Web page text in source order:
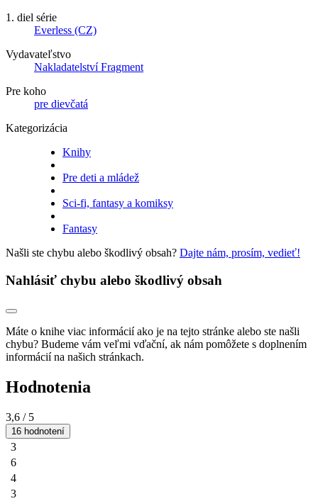
1. diel série
Everless (CZ)
Vydavateľstvo
Nakladatelství Fragment
Pre koho
pre dievčatá
Kategorizácia
Knihy
Pre deti a mládež
Sci-fi, fantasy a komiksy
Fantasy
Našli ste chybu alebo škodlivý obsah? Dajte nám, prosím, vedieť!
Nahlásiť chybu alebo škodlivý obsah
Máte o knihe viac informácií ako je na tejto stránke alebo ste našli
chybu? Budeme vám veľmi vďační, ak nám pomôžete s doplnením
informácií na našich stránkach.
Hodnotenia
3,6 / 5
16 hodnotení
3
6
4
3